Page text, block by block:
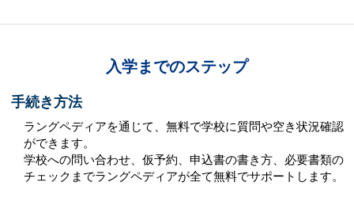
入学までのステップ
手続き方法
ラングペディアを通じて、無料で学校に質問や空き状況確認
ができます。
学校への問い合わせ、仮予約、申込書の書き方、必要書類の
チェックまでラングペディアが全て無料でサポートします。